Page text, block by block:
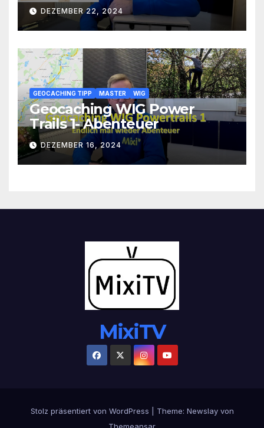
DEZEMBER 22, 2024
GEOCACHING TIPP MASTER WIG
Geocaching WIG Power
Trails 1- Abenteuer
DEZEMBER 16, 2024
MixiTV
Stolz präsentiert von WordPress Theme: Newslayvon